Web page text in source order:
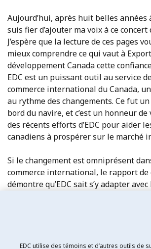
Aujourd’hui, après huit belles années
suis fier d’ajouter ma voix à ce concert
J’espère que la lecture de ces pages
mieux comprendre ce qui vaut à
développement Canada cette
EDC est un puissant outil au service
commerce international du Canada,
au rythme des changements. Ce fut
bord du navire, et c’est un honneur
des récents efforts d’EDC pour aider
canadiens à prospérer sur le marché
Si le changement est omniprésent
commerce international, le rapport de
démontre qu’EDC sait s’y adapter
Président du Conseil d’administration
EDC utilise des témoins et d’autres outils de